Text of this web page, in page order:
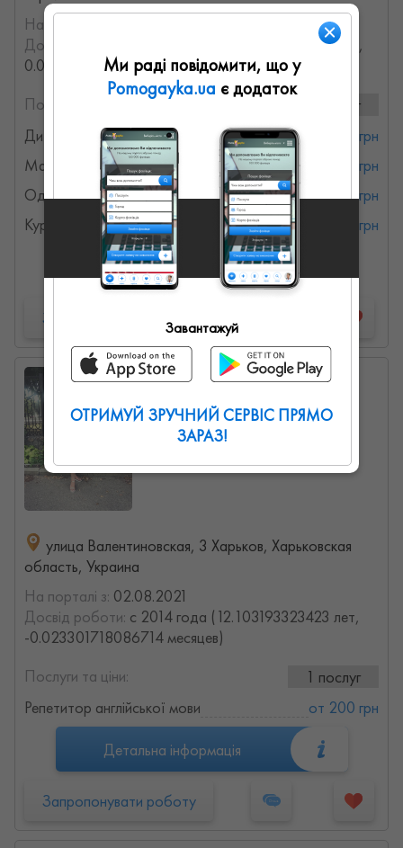
На порталі з:
Досвід роботи:
с 2002 года (23.823741268163 лет,
0.0075422944523211 месяцев)
Послуги та ціни:
4 послуг
Дитячі товари
от 250 грн
Маскарадні товари
от 250 грн
Одяг на заходи
от 250 грн
Курси
от 350 грн
Детальна інформація
Запропонувати роботу
Анастасия
0 0 0
улица Валентиновская, 3 Харьков, Харьковская
область, Украина
На порталі з: 02.08.2021
Досвід роботи: с 2014 года (12.103193323423 лет,
-0.023301718086714 месяцев)
Послуги та ціни:
1 послуг
Репетитор англійської мови
от 200 грн
Детальна інформація
Запропонувати роботу
Ми раді повідомити, що у
Pomogayka.ua є додаток
Завантажуй
ОТРИМУЙ ЗРУЧНИЙ СЕРВІС ПРЯМО
ЗАРАЗ!